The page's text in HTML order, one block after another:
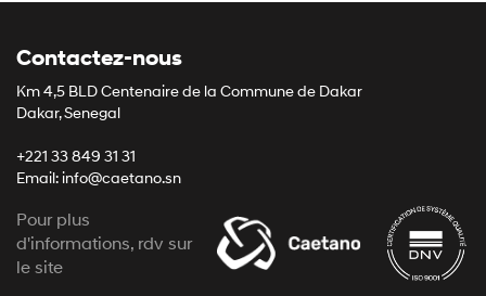
Contactez-nous
Km 4,5 BLD Centenaire de la Commune de Dakar
Dakar, Senegal
+221 33 849 31 31
Email: info@caetano.sn
Pour plus
d'informations, rdv sur
le site